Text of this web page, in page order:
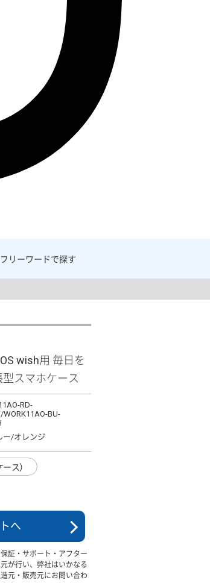
フリーワードで探す
wish用 毎日を
スマホケース
RD-
WORK11AO-BU-
ー/オレンジ
ス）
へ
証・サポート・アフター
が行い、弊社はいかなる
元・販売元にお問い合わ